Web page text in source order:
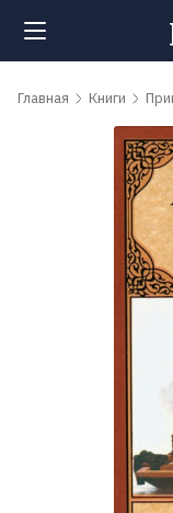
Поиск
обсуждаемые
Главная Книги